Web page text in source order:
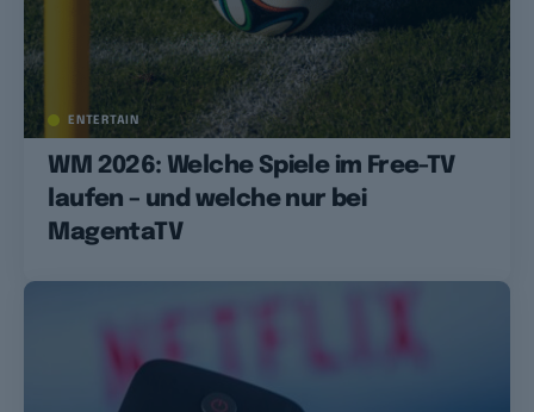
ENTERTAIN
WM 2026: Welche Spiele im Free-TV
laufen – und welche nur bei
MagentaTV